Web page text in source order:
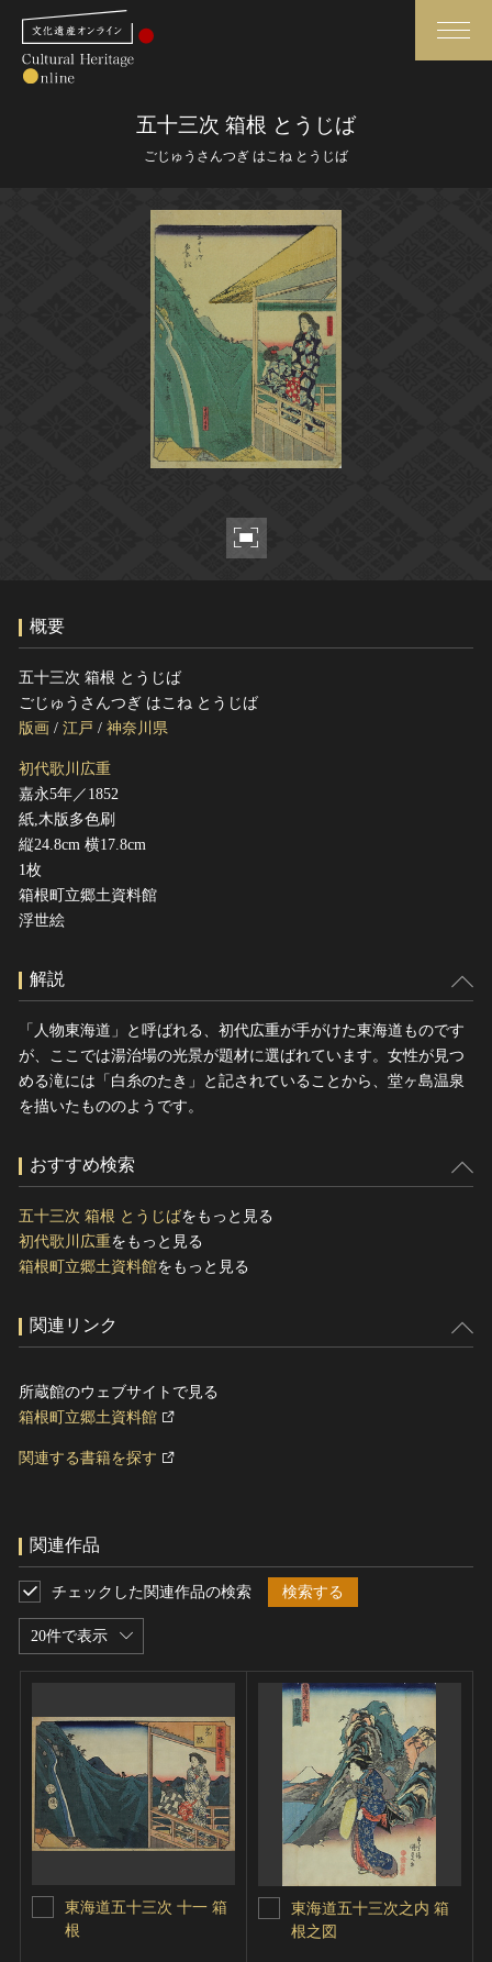
さらに詳細検索
世界遺産と無形文化遺産
全国の美術館・博物館
媒体資料・関連記事等
博物館、美術館の皆さまへ
文化庁よりご挨拶
今月のみどころ
お知らせ一覧
このサイトについて
サイトのご意見はこちら
文化遺産データベース
五十三次 箱根 とうじば
ごじゅうさんつぎ はこね とうじば
概要
五十三次 箱根 とうじば
ごじゅうさんつぎ はこね とうじば
版画 / 江戸 / 神奈川県
初代歌川広重
嘉永5年／1852
紙,木版多色刷
縦24.8cm 横17.8cm
1枚
箱根町立郷土資料館
浮世絵
解説
「人物東海道」と呼ばれる、初代広重が手がけた東海道ものです
が、ここでは湯治場の光景が題材に選ばれています。女性が見つ
める滝には「白糸のたき」と記されていることから、堂ヶ島温泉
を描いたもののようです。
おすすめ検索
五十三次 箱根 とうじばをもっと見る
初代歌川広重をもっと見る
箱根町立郷土資料館をもっと見る
関連リンク
所蔵館のウェブサイトで見る
箱根町立郷土資料館
関連する書籍を探す
関連作品
20件で表示
チェックした関連作品の検索 検索する
東海道五十三次 十一 箱
根
東海道五十三次之内 箱
根之図